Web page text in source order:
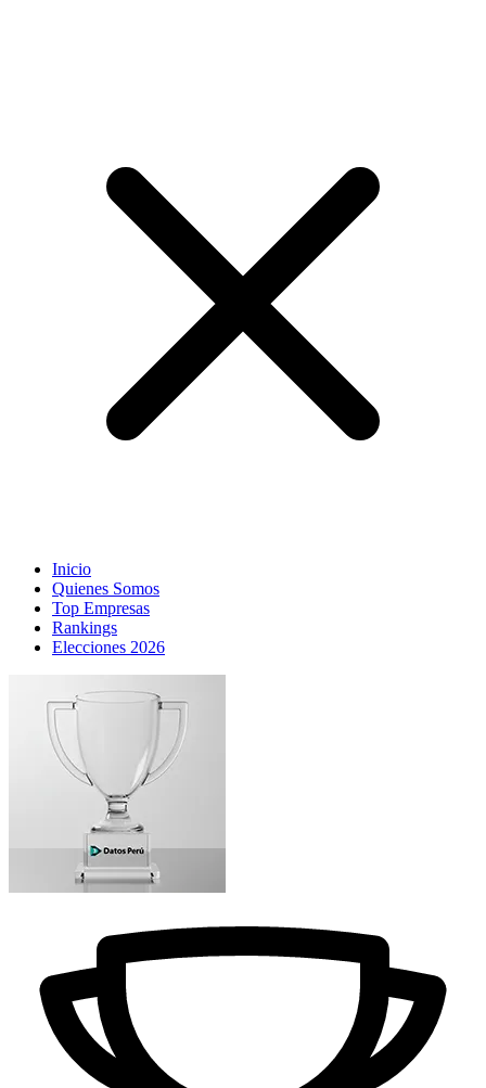
Inicio
Quienes Somos
Top Empresas
Rankings
Elecciones 2026